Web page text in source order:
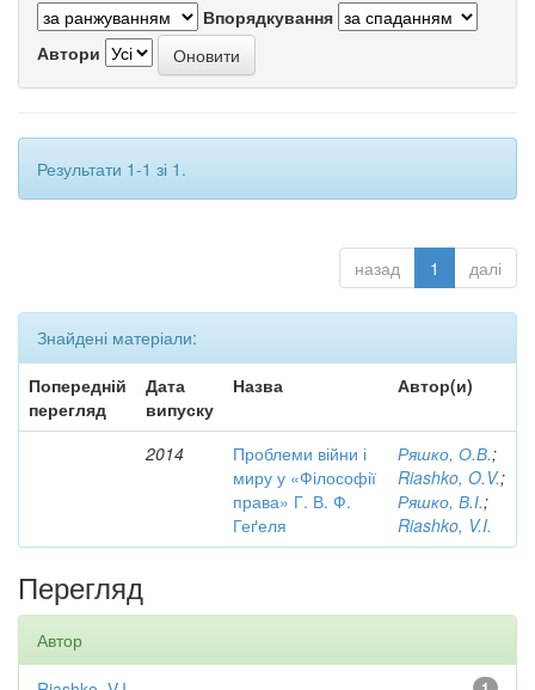
Впорядкування
Автори
Результати 1-1 зі 1.
назад 1 далі
Знайдені матеріали:
Попередній
перегляд
Дата
випуску
Назва Автор(и)
2014
Проблеми війни і
миру у «Філософії
права» Г. В. Ф.
Геґеля
Ряшко, О.В.;
Riashko, O.V.;
Ряшко, В.І.;
Riashko, V.I.
Перегляд
Автор